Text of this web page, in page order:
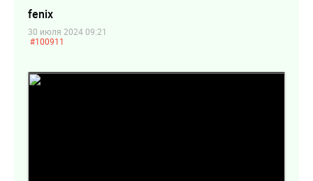
fenix
30 июля 2024 09:21
#100911